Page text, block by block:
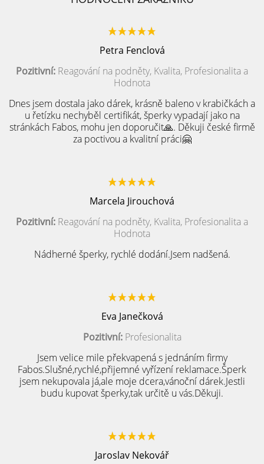
Petra Fenclová
Pozitivní: Reagování na podněty, Kvalita, Profesionalita a
Hodnota
Dnes jsem dostala jako dárek, krásně baleno v krabičkách a
u řetízku nechyběl certifikát, šperky vypadají jako na
stránkách Fabos, mohu jen doporučit🙏. Děkuji české firmě
za poctivou a kvalitní práci🤗
Marcela Jirouchová
Pozitivní: Reagování na podněty, Kvalita, Profesionalita a
Hodnota
Nádherné šperky, rychlé dodání.Jsem nadšená.
Eva Janečková
Pozitivní:Profesionalita
Jsem velice mile překvapená s jednáním firmy
Fabos.Slušné,rychlé,přijemné vyřízení reklamace.Šperk
jsem nekupovala já,ale moje dcera,vánoční dárek.Jestli
budu kupovat šperky,tak určitě u vás.Děkuji.
Jaroslav Nekovář